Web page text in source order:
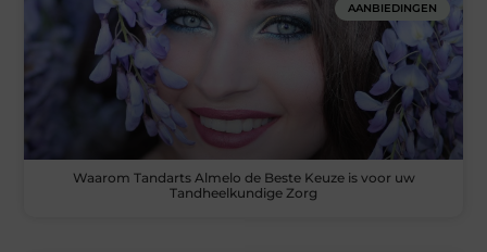
AANBIEDINGEN
Waarom Tandarts Almelo de Beste Keuze is voor uw
Tandheelkundige Zorg